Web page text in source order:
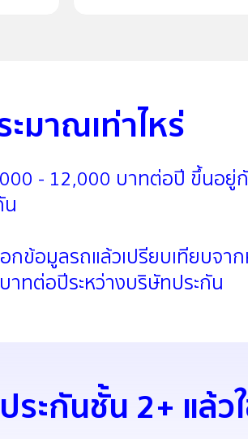
มาณเท่าไหร่
- 12,000 บาทต่อปี ขึ้นอ
น
ข้อมูลรถแล้วเปรียบเทียบจา
ทต่อปีระหว่างบริษัทประกัน
ะกันชั้น 2+ แล้ว